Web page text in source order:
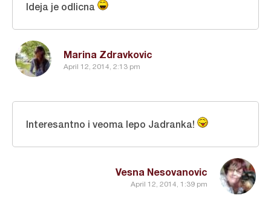
Marina Zdravkovic
April 12, 2014, 2:13 pm
Ideja je odlicna
Vesna Nesovanovic
April 12, 2014, 1:39 pm
Interesantno i veoma lepo Jadranka!